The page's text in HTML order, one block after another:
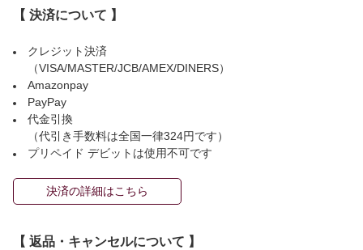
【 決済について 】
クレジット決済
（VISA/MASTER/JCB/AMEX/DINERS）
Amazonpay
PayPay
代金引換
（代引き手数料は全国一律324円です）
プリペイド デビットは使用不可です
決済の詳細はこちら
【 返品・キャンセルについて 】